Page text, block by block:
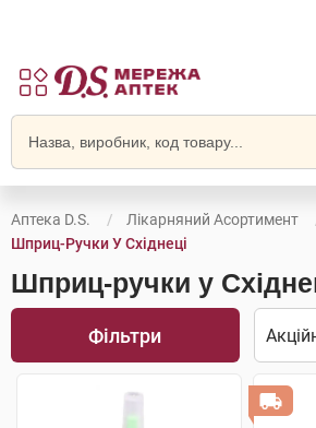
Аптека D.S. Лікарняний Асортимент
Шприц-Ручки У Східнеці
Шприц-ручки у
Фільтри